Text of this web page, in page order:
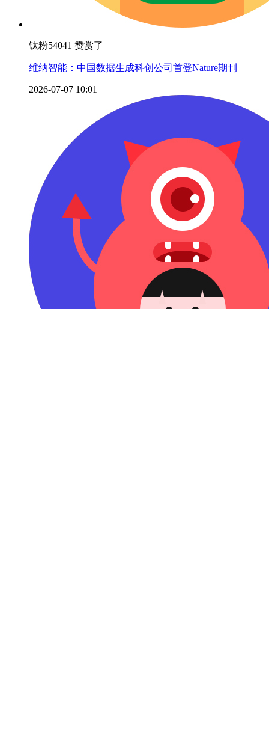
钛粉54041 赞赏了
维纳智能：中国数据生成科创公司首登Nature期刊
2026-07-07 10:01